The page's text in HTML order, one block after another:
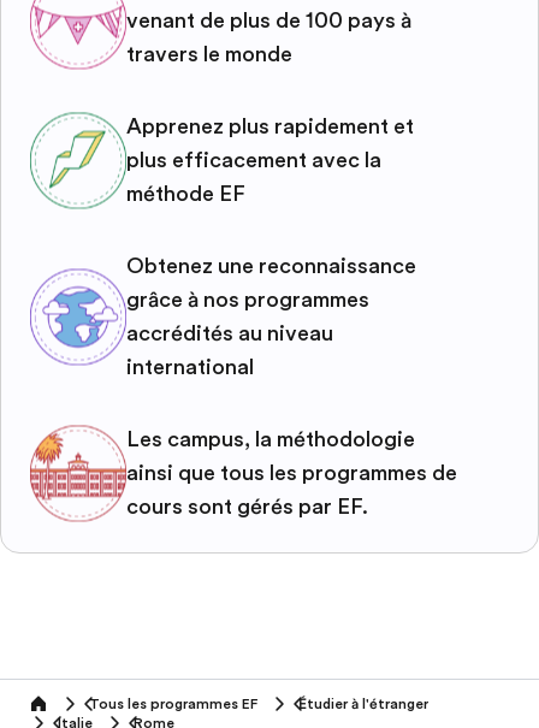
venant de plus de 100 pays à
travers le monde
Apprenez plus rapidement et
plus efficacement avec la
méthode EF
Obtenez une reconnaissance
grâce à nos programmes
accrédités au niveau
international
Les campus, la méthodologie
ainsi que tous les programmes de
cours sont gérés par EF.
home Tous les programmes EF
Étudier à l'étranger
Italie
Rome